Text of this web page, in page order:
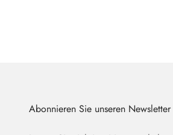
Abonnieren Sie unseren Newsletter